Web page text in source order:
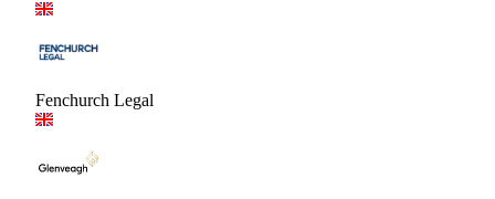
Fenchurch Legal